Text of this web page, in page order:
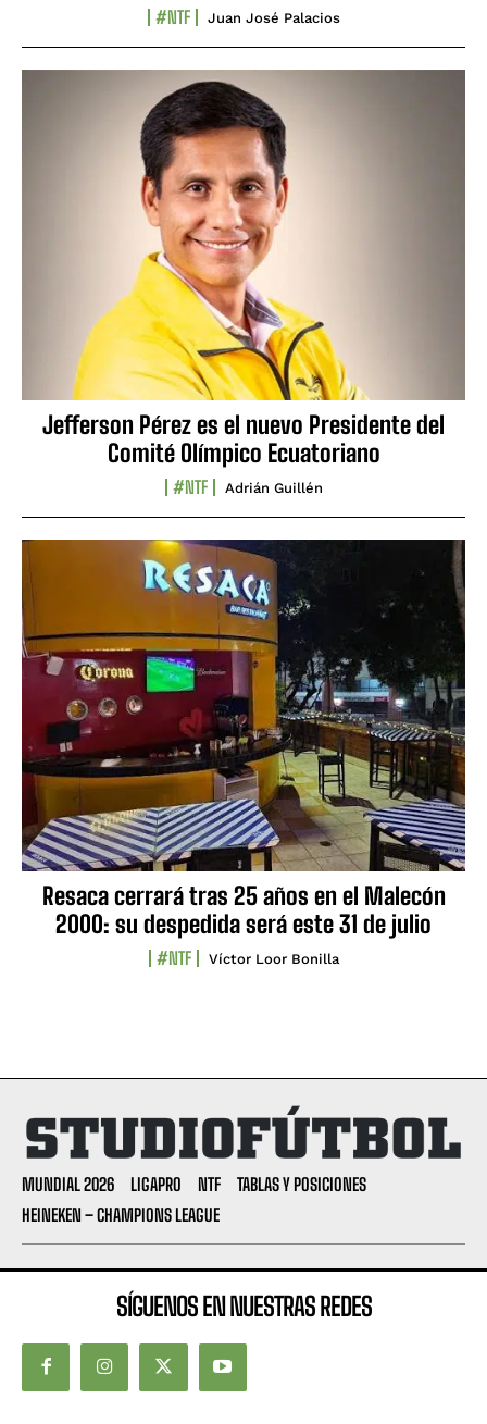
#NTF Juan José Palacios
Jefferson Pérez es el nuevo Presidente del
Comité Olímpico Ecuatoriano
#NTF Adrián Guillén
Resaca cerrará tras 25 años en el Malecón
2000: su despedida será este 31 de julio
#NTF Víctor Loor Bonilla
MUNDIAL 2026 LIGAPRO NTF
TABLAS Y POSICIONES
HEINEKEN – CHAMPIONS LEAGUE
SÍGUENOS EN NUESTRAS REDES